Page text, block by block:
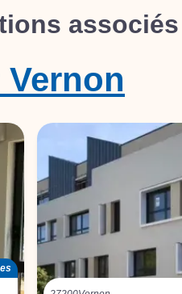
associés
Vernon